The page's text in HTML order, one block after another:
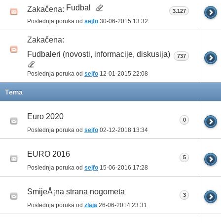
Zakačena: Fudbal
Poslednja poruka od sejfo 30-06-2015 13:32
3.127
Zakačena:
Fudbaleri (novosti, informacije, diskusija)
Poslednja poruka od sejfo 12-01-2015 22:08
737
Tema
Euro 2020
Poslednja poruka od sejfo 02-12-2018 13:34
0
EURO 2016
Poslednja poruka od sejfo 15-06-2016 17:28
5
SmijeÅ¡na strana nogometa
Poslednja poruka od zlaja 26-06-2014 23:31
3